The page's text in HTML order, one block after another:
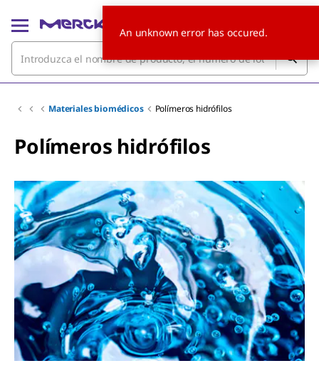
Materiales biomédicos Polímeros hidrófilos
Polímeros hidrófilos
An unknown error has occured.